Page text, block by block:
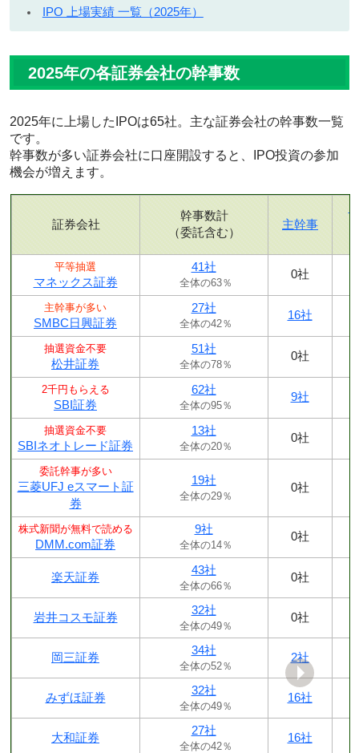
IPO 上場実績 一覧（2025年）
2025年の各証券会社の幹事数
2025年に上場したIPOは65社。主な証券会社の幹事数一覧
です。
幹事数が多い証券会社に口座開設すると、IPO投資の参加
機会が増えます。
証券会社
幹事数計
（委託含む）
主幹事
平等抽選
マネックス証券
41社
全体の63％
0社
主幹事が多い
SMBC日興証券
27社
全体の42％
16社
抽選資金不要
松井証券
51社
全体の78％
0社
2千円もらえる
SBI証券
62社
全体の95％
9社
抽選資金不要
SBIネオトレード証券
13社
全体の20％
0社
委託幹事が多い
三菱UFJ eスマート証
券
19社
全体の29％
0社
株式新聞が無料で読める
DMM.com証券
9社
全体の14％
0社
楽天証券
43社
全体の66％
0社
岩井コスモ証券
32社
全体の49％
0社
岡三証券
34社
全体の52％
2社
みずほ証券
32社
全体の49％
16社
大和証券
27社
全体の42％
16社